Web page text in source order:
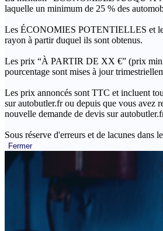
laquelle un minimum de 25 % des
Les ÉCONOMIES POTENTIELLES et
rayon à partir duquel ils sont obtenus.
Les prix “À PARTIR DE XX €” (prix
pourcentage sont mises à jour
Les prix annoncés sont TTC et incluent
sur autobutler.fr ou depuis que vous avez
nouvelle demande de devis sur
Sous réserve d'erreurs et de lacunes dans
Fermer